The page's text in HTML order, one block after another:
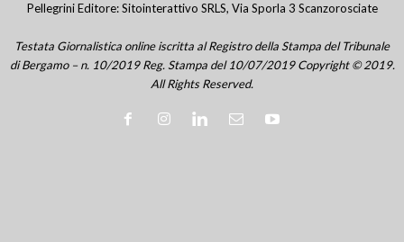
Pellegrini Editore: Sitointerattivo SRLS, Via Sporla 3 Scanzorosciate
Testata Giornalistica online iscritta al Registro della Stampa del Tribunale
di Bergamo – n. 10/2019 Reg. Stampa del 10/07/2019 Copyright © 2019.
All Rights Reserved.